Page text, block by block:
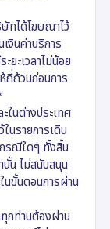
ทได้โฆษณาไว้
งินค่าบริการ
ยะเวลาไม่น้อย
ถี่ถ้วนก่อนการ
นต่างประเทศ
นรายการเดิน
รณีใดๆ ทั้งสิ้น
น ไม่สนับสนุน
นขั้นตอนการผ่าน
กท่านต้องผ่าน